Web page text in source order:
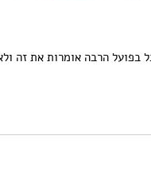
הרבה אומרות את זה